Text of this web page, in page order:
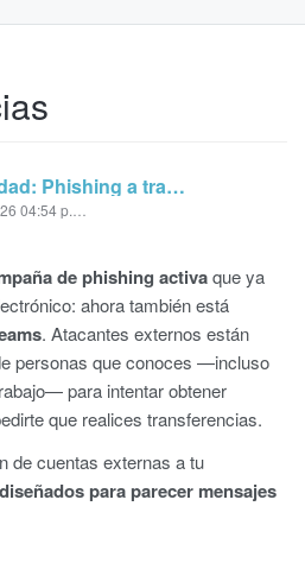
Alerta de Seguridad: Phishing a través de Microsoft Teams
de phishing activaque ya
ahora también está
. Atacantes externos están
personas que conoces —incluso
para intentar obtener
que realices transferencias.
de cuentas externas a tu
para parecer mensajes